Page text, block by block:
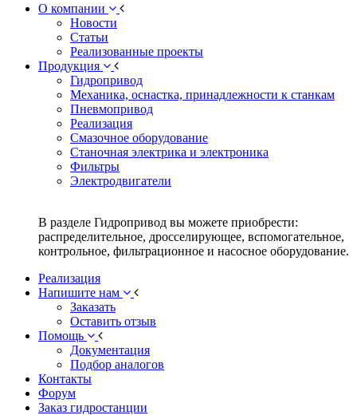
О компании
Новости
Статьи
Реализованные проекты
Продукция
Гидропривод
Механика, оснастка, принадлежности к станкам
Пневмопривод
Реализация
Смазочное оборудование
Станочная электрика и электроника
Фильтры
Электродвигатели
В разделе Гидропривод вы можете приобрести:
распределительное, дросселирующее, вспомогательное,
контрольное, фильтрационное и насосное оборудование.
Реализация
Напишите нам
Заказать
Оставить отзыв
Помощь
Документация
Подбор аналогов
Контакты
Форум
Заказ гидростанции